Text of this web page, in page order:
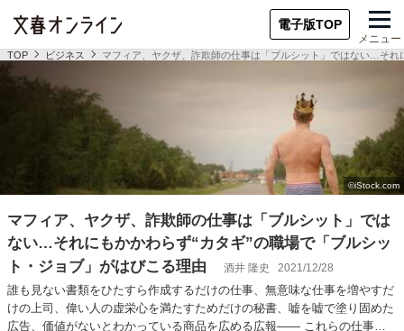
電子版TOP
メニュー
TOP ビジネス マフィア、ヤクザ、詐欺師の仕事は「ブルシット」ではない…そ
マフィア、ヤクザ、詐欺師の仕事は「ブルシット」では
ない…それにもかかわらず“カタギ”の職場で「ブルシッ
ト・ジョブ」がはびこる理由
酒井 隆史 2021/12/28
誰も見ない書類をひたすら作成するだけの仕事、無意味な仕事を増やすだ
けの上司、偉い人の虚栄心を満たすためだけの秘書、嘘を嘘で塗り固めた
広告、価値がないとわかっている商品を広める広報―― これらの仕事は